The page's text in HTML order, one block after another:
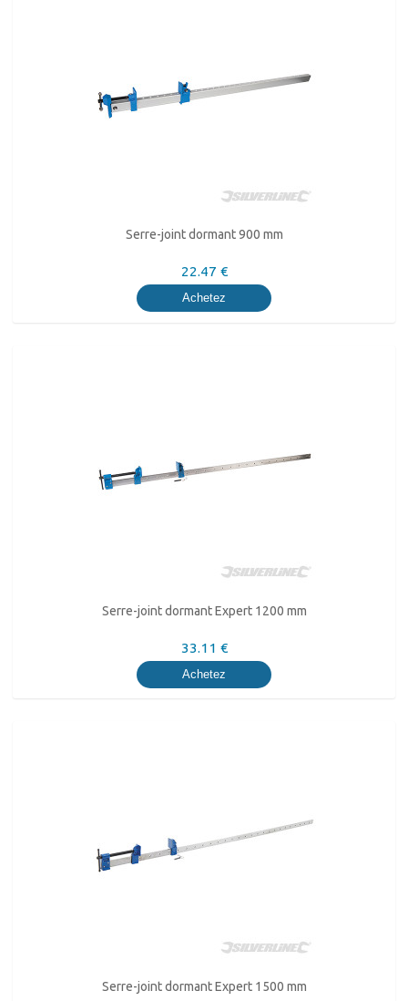
Serre-joint dormant 900 mm
22.47 €
Achetez
Serre-joint dormant Expert 1200 mm
33.11 €
Achetez
Serre-joint dormant Expert 1500 mm